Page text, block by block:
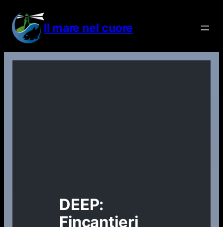
contenuto
Il mare nel cuore
DEEP:
Fincantieri